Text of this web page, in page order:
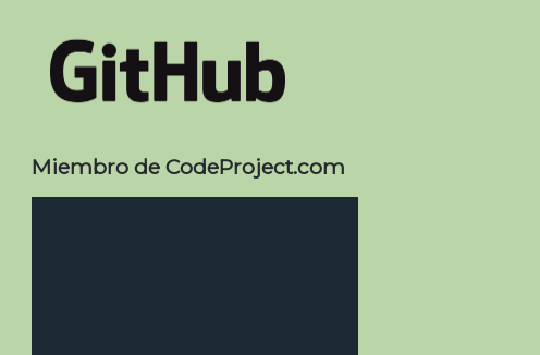
Miembro de CodeProject.com